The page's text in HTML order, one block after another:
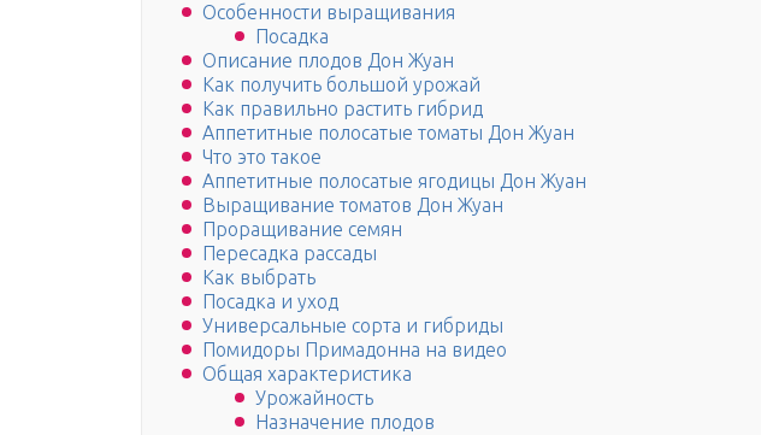
Особенности выращивания
Посадка
Описание плодов Дон Жуан
Как получить большой урожай
Как правильно растить гибрид
Аппетитные полосатые томаты Дон Жуан
Что это такое
Аппетитные полосатые ягодицы Дон Жуан
Выращивание томатов Дон Жуан
Проращивание семян
Пересадка рассады
Как выбрать
Посадка и уход
Универсальные сорта и гибриды
Помидоры Примадонна на видео
Общая характеристика
Урожайность
Назначение плодов